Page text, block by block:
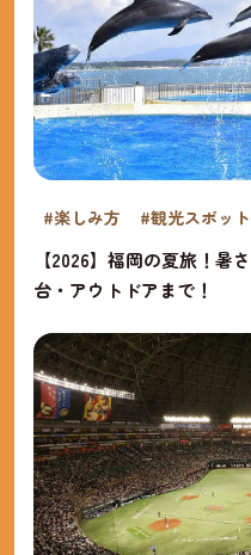
#楽しみ方 #観光スポット
【2026】福岡の夏旅！暑
台・アウトドアまで！